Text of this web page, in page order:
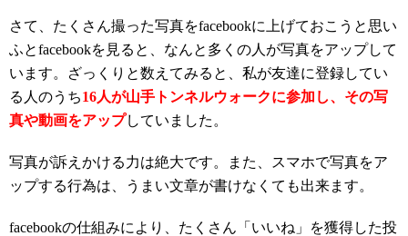
さて、たくさん撮った写真をfacebookに上げておこうと思い
ふとfacebookを見ると、なんと多くの人が写真をアップして
います。ざっくりと数えてみると、私が友達に登録してい
る人のうち16人が山手トンネルウォークに参加し、その写
真や動画をアップしていました。
写真が訴えかける力は絶大です。また、スマホで写真をア
ップする行為は、うまい文章が書けなくても出来ます。
facebookの仕組みにより、たくさん「いいね」を獲得した投